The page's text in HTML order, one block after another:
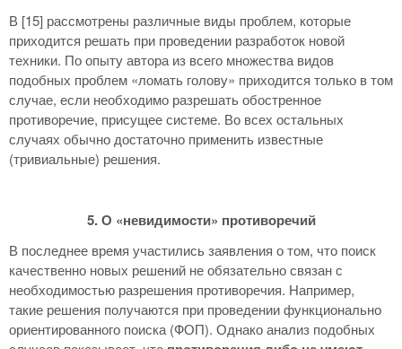
В [15] рассмотрены различные виды проблем, которые
приходится решать при проведении разработок новой
техники. По опыту автора из всего множества видов
подобных проблем «ломать голову» приходится только в том
случае, если необходимо разрешать обостренное
противоречие, присущее системе. Во всех остальных
случаях обычно достаточно применить известные
(тривиальные) решения.
5. О «невидимости» противоречий
В последнее время участились заявления о том, что поиск
качественно новых решений не обязательно связан с
необходимостью разрешения противоречия. Например,
такие решения получаются при проведении функционально
ориентированного поиска (ФОП). Однако анализ подобных